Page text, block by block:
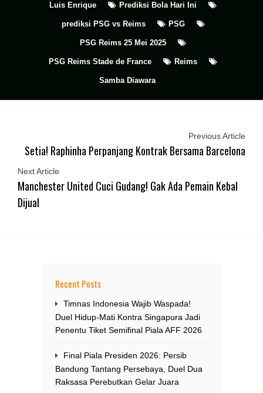
Luis Enrique Prediksi Bola Hari Ini
prediksi PSG vs Reims PSG
PSG Reims 25 Mei 2025
PSG Reims Stade de France Reims
Samba Diawara
Previous Article
Setia! Raphinha Perpanjang Kontrak Bersama Barcelona
Next Article
Manchester United Cuci Gudang! Gak Ada Pemain Kebal
Dijual
Recent Posts
Timnas Indonesia Wajib Waspada!
Duel Hidup-Mati Kontra Singapura Jadi
Penentu Tiket Semifinal Piala AFF 2026
Final Piala Presiden 2026: Persib
Bandung Tantang Persebaya, Duel Dua
Raksasa Perebutkan Gelar Juara